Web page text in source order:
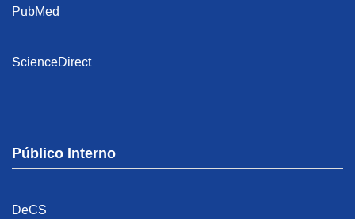
PubMed
ScienceDirect
Público Interno
DeCS